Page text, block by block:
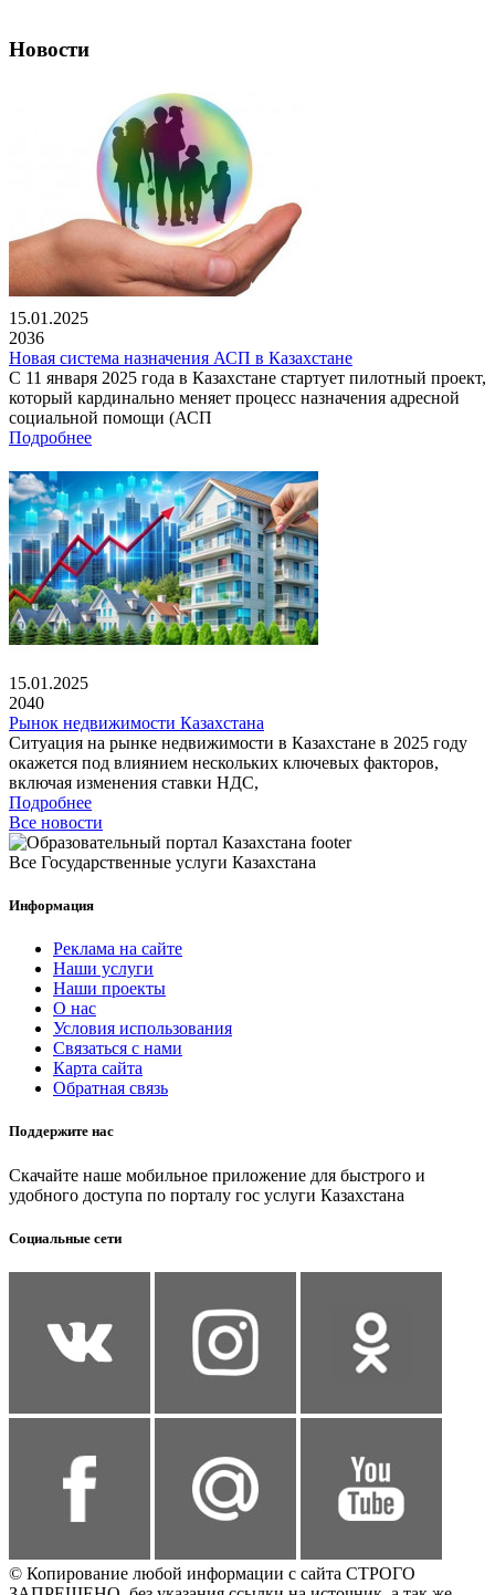
Новости
15.01.2025
2036
Новая система назначения АСП в Казахстане
С 11 января 2025 года в Казахстане стартует пилотный проект,
который кардинально меняет процесс назначения адресной
социальной помощи (АСП
Подробнее
15.01.2025
2040
Рынок недвижимости Казахстана
Ситуация на рынке недвижимости в Казахстане в 2025 году
окажется под влиянием нескольких ключевых факторов,
включая изменения ставки НДС,
Подробнее
Все новости
Все Государственные услуги Казахстана
Информация
Реклама на сайте
Наши услуги
Наши проекты
О нас
Условия использования
Связаться с нами
Карта сайта
Обратная связь
Поддержите нас
Скачайте наше мобильное приложение для быстрого и
удобного доступа по порталу гос услуги Казахстана
Социальные сети
© Копирование любой информации с сайта СТРОГО